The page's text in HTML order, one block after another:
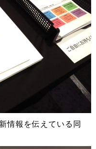
情報を伝えている同